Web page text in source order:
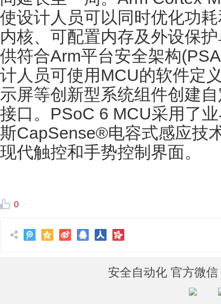
使设计人员可以同时优化功
内核、可配置内存及外设保
供符合Arm平台安全架构
计人员可使用MCU的软件定
示屏等创新型系统组件创建
接口。PSoC 6 MCU采用了
斯CapSense®电容式感应技
现代触控和手势控制界面。
0
安全自动化 官方微